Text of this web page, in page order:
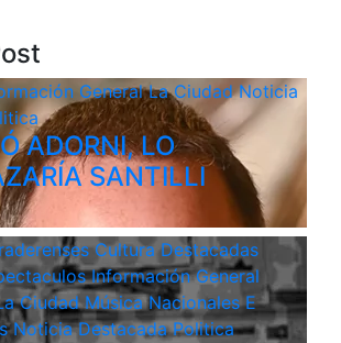
GeneralLa CiudadNoticia
ADORNI, LO
SANTILLI
CulturaDestacadas
Información General
CiudadMúsicaNacionales E
Noticia DestacadaPolitica